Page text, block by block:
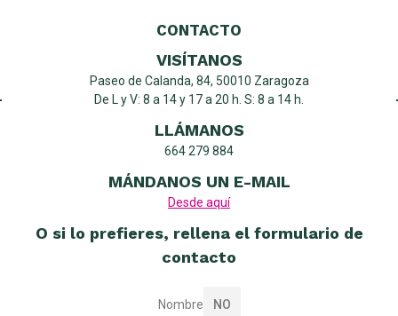
CONTACTO
VISÍTANOS
Paseo de Calanda, 84, 50010 Zaragoza
De L y V: 8 a 14 y 17 a 20 h. S: 8 a 14 h.
LLÁMANOS
664 279 884
MÁNDANOS UN E-MAIL
Desde aquí
O si lo prefieres, rellena el formulario de
contacto
Nombre